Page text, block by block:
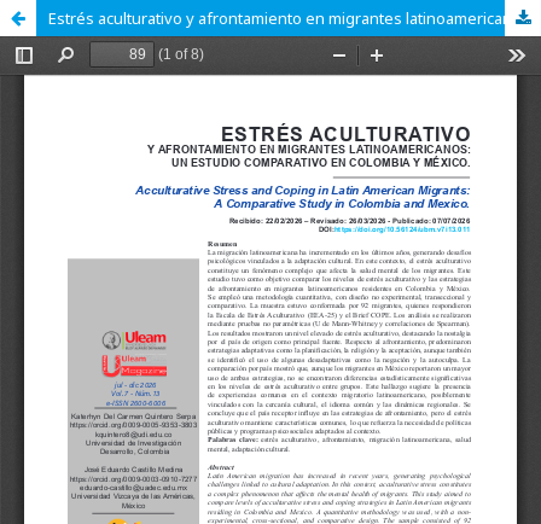
Estrés aculturativo y afrontamiento en migrantes latinoamericanos: Un estudio comparativo en Colombia y México.